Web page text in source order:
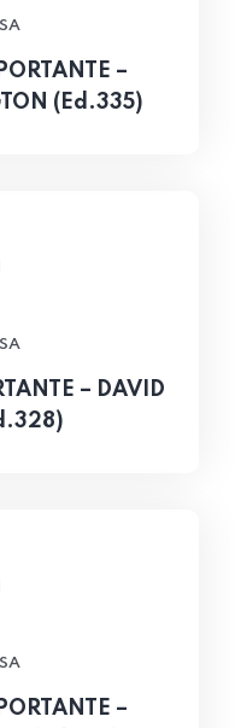
–
(Ed.335)
– DAVID
–